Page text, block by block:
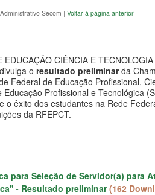
Secom | Voltar à página anterior
CIÊNCIA E
o resultado preliminarda
Federal de Educação Profissional,
Profissional e Tecnológica
êxito dos estudantes na Rede
da RFEPCT.
para Seleção de Servidor(a)
- Resultado preliminar(162